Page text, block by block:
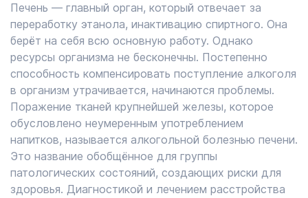
Печень — главный орган, который отвечает за
переработку этанола, инактивацию спиртного. Она
берёт на себя всю основную работу. Однако
ресурсы организма не бесконечны. Постепенно
способность компенсировать поступление алкоголя
в организм утрачивается, начинаются проблемы.
Поражение тканей крупнейшей железы, которое
обусловлено неумеренным употреблением
напитков, называется алкогольной болезнью печени.
Это название обобщённое для группы
патологических состояний, создающих риски для
здоровья. Диагностикой и лечением расстройства